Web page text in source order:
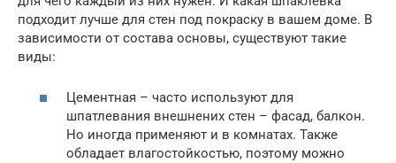
подходит лучше для стен под покраску в вашем доме. В
зависимости от состава основы, существуют такие
виды:
Цементная – часто используют для
шпатлевания внешнених стен – фасад, балкон.
Но иногда применяют и в комнатах. Также
обладает влагостойкостью, поэтому можно